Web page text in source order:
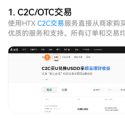
1. C2C/OTC交易
使用HTX C2C交易服务直接从商家购
优质的服务和支持。所有订单和交易